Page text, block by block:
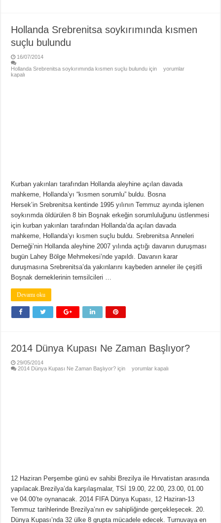
Hollanda Srebrenitsa soykırımında kısmen
suçlu bulundu
16/07/2014
Hollanda Srebrenitsa soykırımında kısmen suçlu bulundu için
yorumlar
kapalı
Kurban yakınları tarafından Hollanda aleyhine açılan davada
mahkeme, Hollanda’yı “kısmen sorumlu” buldu. Bosna
Hersek’in Srebrenitsa kentinde 1995 yılının Temmuz ayında işlenen
soykırımda öldürülen 8 bin Boşnak erkeğin sorumluluğunu üstlenmesi
için kurban yakınları tarafından Hollanda’da açılan davada
mahkeme, Hollanda‘yı kısmen suçlu buldu. Srebrenitsa Anneleri
Derneği’nin Hollanda aleyhine 2007 yılında açtığı davanın duruşması
bugün Lahey Bölge Mehmekesi’nde yapıldı. Davanın karar
duruşmasına Srebrenitsa’da yakınlarını kaybeden anneler ile çeşitli
Boşnak derneklerinin temsilcileri …
Devamı oku
2014 Dünya Kupası Ne Zaman Başlıyor?
29/05/2014
2014 Dünya Kupası Ne Zaman Başlıyor? için
yorumlar kapalı
12 Haziran Perşembe günü ev sahibi Brezilya ile Hırvatistan arasında
yapılacak.Brezilya’da karşılaşmalar, TSİ 19.00, 22.00, 23.00, 01.00
ve 04.00’te oynanacak. 2014 FIFA Dünya Kupası, 12 Haziran-13
Temmuz tarihlerinde Brezilya’nın ev sahipliğinde gerçekleşecek. 20.
Dünya Kupası’nda 32 ülke 8 grupta mücadele edecek. Turnuvaya en